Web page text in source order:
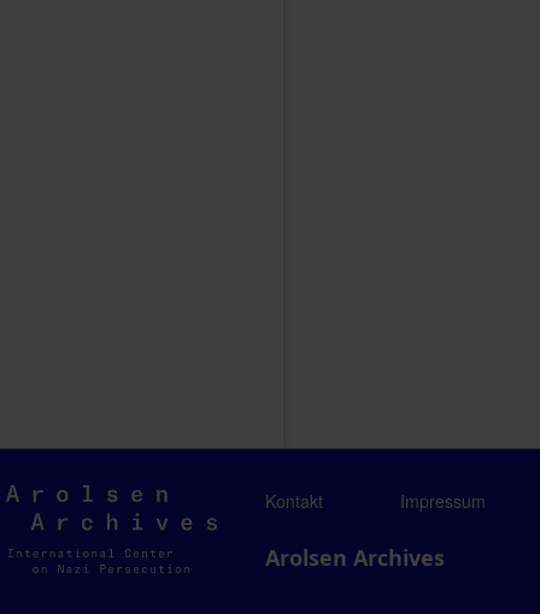
Arolsen
Archives
Kontakt Impressum
Arolsen Archives